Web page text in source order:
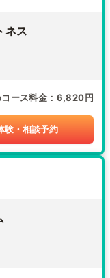
ネス
ース料金 6,820円
験・相談予約